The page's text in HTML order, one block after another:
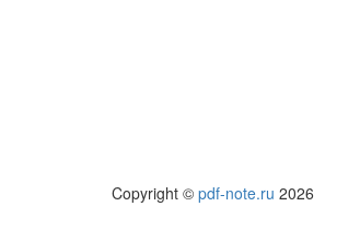
Copyright © pdf-note.ru 2026